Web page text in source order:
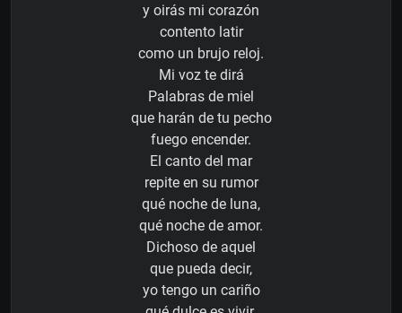
y oirás mi corazón
contento latir
como un brujo reloj.
Mi voz te dirá
Palabras de miel
que harán de tu pecho
fuego encender.
El canto del mar
repite en su rumor
qué noche de luna,
qué noche de amor.
Dichoso de aquel
que pueda decir,
yo tengo un cariño